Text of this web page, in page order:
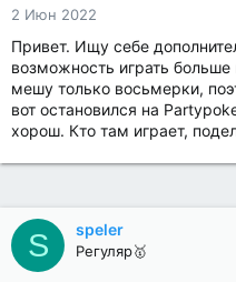
2 Июн 2022
Привет. Ищу себе
возможность играть
мешу только восьмерки,
вот остановился на
хорош. Кто там играет,
S speler
Регуляр🥇